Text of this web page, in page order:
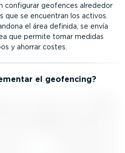
configurar geofences alrededor
que se encuentran los activos.
el área definida, se envía
que permite tomar medidas
y ahorrar costes.
el geofencing?